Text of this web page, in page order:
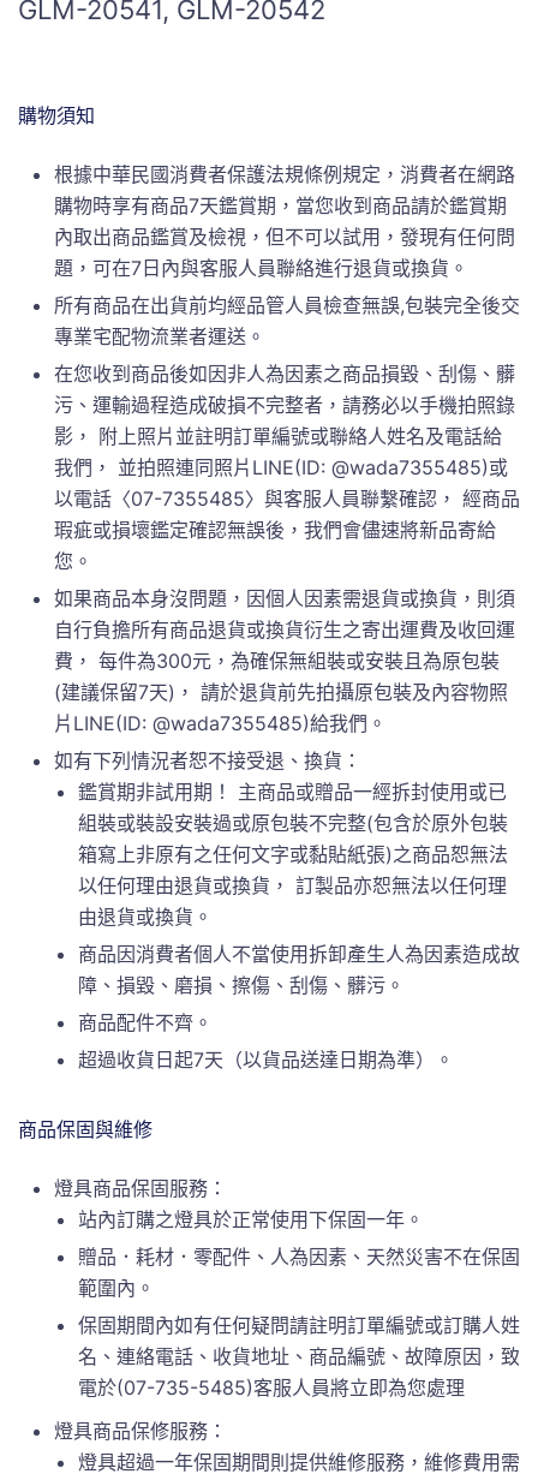
GLM-20541, GLM-20542
購物須知
根據中華民國消費者保護法規條例規定，消費者在網路
購物時享有商品7天鑑賞期，當您收到商品請於鑑賞期
內取出商品鑑賞及檢視，但不可以試用，發現有任何問
題，可在7日內與客服人員聯絡進行退貨或換貨。
所有商品在出貨前均經品管人員檢查無誤,包裝完全後交
專業宅配物流業者運送。
在您收到商品後如因非人為因素之商品損毀、刮傷、髒
污、運輸過程造成破損不完整者，請務必以手機拍照錄
影， 附上照片並註明訂單編號或聯絡人姓名及電話給
我們， 並拍照連同照片LINE(ID: @wada7355485)或
以電話〈07-7355485〉與客服人員聯繫確認， 經商品
瑕疵或損壞鑑定確認無誤後，我們會儘速將新品寄給
您。
如果商品本身沒問題，因個人因素需退貨或換貨，則須
自行負擔所有商品退貨或換貨衍生之寄出運費及收回運
費， 每件為300元，為確保無組裝或安裝且為原包裝
(建議保留7天)， 請於退貨前先拍攝原包裝及內容物照
片LINE(ID: @wada7355485)給我們。
如有下列情況者恕不接受退、換貨：
鑑賞期非試用期！ 主商品或贈品一經拆封使用或已
組裝或裝設安裝過或原包裝不完整(包含於原外包裝
箱寫上非原有之任何文字或黏貼紙張)之商品恕無法
以任何理由退貨或換貨， 訂製品亦恕無法以任何理
由退貨或換貨。
商品因消費者個人不當使用拆卸產生人為因素造成故
障、損毀、磨損、擦傷、刮傷、髒污。
商品配件不齊。
超過收貨日起7天（以貨品送達日期為準）。
商品保固與維修
燈具商品保固服務：
站內訂購之燈具於正常使用下保固一年。
贈品．耗材．零配件、人為因素、天然災害不在保固
範圍內。
保固期間內如有任何疑問請註明訂單編號或訂購人姓
名、連絡電話、收貨地址、商品編號、故障原因，致
電於(07-735-5485)客服人員將立即為您處理
燈具商品保修服務：
燈具超過一年保固期間則提供維修服務，維修費用需